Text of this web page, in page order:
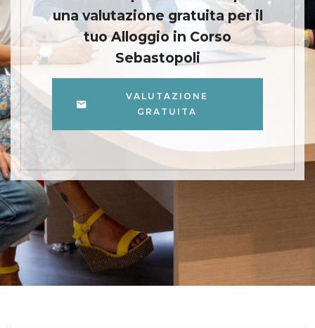
una valutazione gratuita per il
tuo Alloggio in Corso
Sebastopoli
VALUTAZIONE
GRATUITA